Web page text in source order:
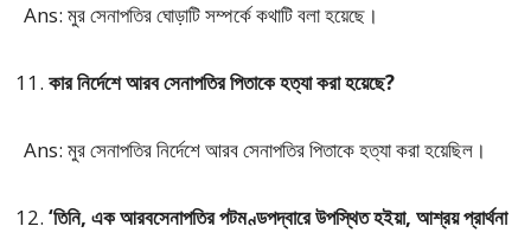
Ans: মুর সেনাপতির ঘোড়াটি সম্পর্কে কথাটি বলা হয়েছে।
কার নির্দেশে আরব সেনাপতির পিতাকে হত্যা করা হয়েছে?
Ans: মুর সেনাপতির নির্দেশে আরব সেনাপতির পিতাকে হত্যা করা হয়েছিল।
‘তিনি, এক আরবসেনাপতির পটমণ্ডপদ্বারে উপস্থিত হইয়া, আশ্রয় প্রার্থনা